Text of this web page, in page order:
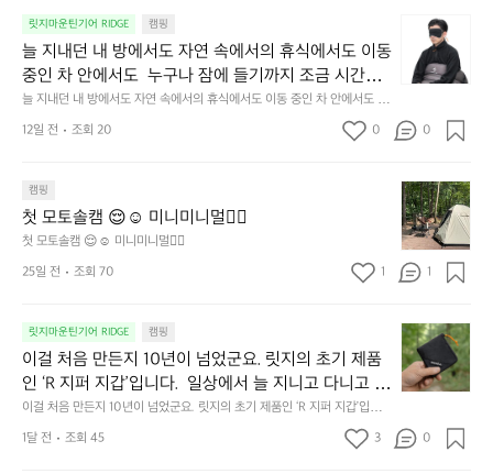
릿지마운틴기어 RIDGE 캠핑
늘 지내던 내 방에서도 자연 속에서의 휴식에서도 이동
중인 차 안에서도  누구나 잠에 들기까지 조금 시간이
걸리는 순간이 있습니다.  그럴 때는 차분하게 눈을 가
려보세요. 마치 암막 커튼을 조용히 내리듯이.  Polarte
c® Wind Pro™의 온기가 눈가를 포근히 감싸줍니다.
줍니다.  이 슬립 웜을 쓰는 것만으로 그곳은 나만의 밤
이 됩니다.  안녕히 주무세요.
늘 지내던 내 방에서도 자연 속에서의 휴식에서도 이동 중인 차 안에서도  누
구나 잠에 들기까지 조금 시간이 걸리는 순간이 있습니다.  그럴 때는 차분하
게 눈을 가려보세요. 마치 암막 커튼을 조용히 내리듯이.  Polartec® Wind
밤이 됩니다.  안녕히 주무세요.
내
던
방
도
자
연
속
에
의
휴
식
에
도
이
12일 전 조회 20 0 0
캠핑
첫 모토솔캠 😌☺️ 미니미니멀👌🏼
첫 모토솔캠 😌☺️ 미니미니멀👌🏼
첫
모
토
솔
캠
☺️
미
니
미
멀
👌🏼
25일 전 조회 70 1 1
릿지마운틴기어 RIDGE 캠핑
이걸 처음 만든지 10년이 넘었군요. 릿지의 초기 제품
인 ‘R 지퍼 지갑’입니다.  일상에서 늘 지니고 다니고 싶
어지는 물건에는 크기, 무게, 형태, 색감 사이의 아주 미
묘한 밸런스가 존재합니다.  예를 들자면 일에 집중하
느라 책상 위 가장자리에 대충 걸쳐 놓아도 시야에 걸
이걸 처음 만든지 10년이 넘었군요. 릿지의 초기 제품인 ‘R 지퍼 지갑’입니
다.  일상에서 늘 지니고 다니고 싶어지는 물건에는 크기, 무게, 형태, 색감
사이의 아주 미묘한 밸런스가 존재합니다.  예를 들자면 일에 집중하느라 책
이
걸
처
음
든
1달 전 조회 45 3 0